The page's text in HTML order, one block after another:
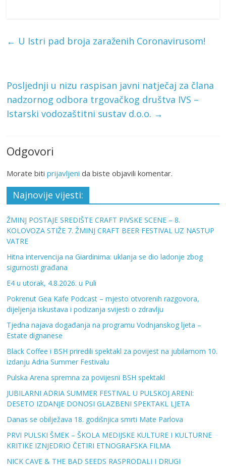
← U Istri pad broja zaraženih Coronavirusom!
Posljednji u nizu raspisan javni natječaj za člana
nadzornog odbora trgovačkog društva IVS –
Istarski vodozaštitni sustav d.o.o. →
Odgovori
Morate bitiprijavljeni da biste objavili komentar.
Najnovije vijesti:
ŽMINJ POSTAJE SREDIŠTE CRAFT PIVSKE SCENE – 8.
KOLOVOZA STIŽE 7. ŽMINJ CRAFT BEER FESTIVAL UZ NASTUP
VATRE
Hitna intervencija na Giardinima: uklanja se dio ladonje zbog
sigurnosti građana
E4 u utorak, 4.8.2026. u Puli
Pokrenut Gea Kafe Podcast – mjesto otvorenih razgovora,
dijeljenja iskustava i podizanja svijesti o zdravlju
Tjedna najava događanja na programu Vodnjanskog ljeta –
Estate dignanese
Black Coffee i BSH priredili spektakl za povijest na jubilarnom 10.
izdanju Adria Summer Festivalu
Pulska Arena spremna za povijesni BSH spektakl
JUBILARNI ADRIA SUMMER FESTIVAL U PULSKOJ ARENI:
DESETO IZDANJE DONOSI GLAZBENI SPEKTAKL LJETA
Danas se obilježava 18. godišnjica smrti Mate Parlova
PRVI PULSKI ŠMEK – ŠKOLA MEDIJSKE KULTURE I KULTURNE
KRITIKE IZNJEDRIO ČETIRI ETNOGRAFSKA FILMA
NICK CAVE & THE BAD SEEDS RASPRODALI I DRUGI